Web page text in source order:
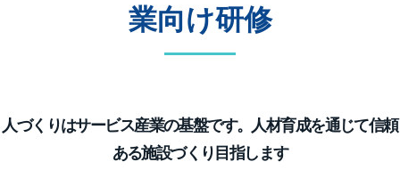
業向け研修
人づくりはサービス産業の基盤です。人材育成を通じて信頼
ある施設づくり目指します